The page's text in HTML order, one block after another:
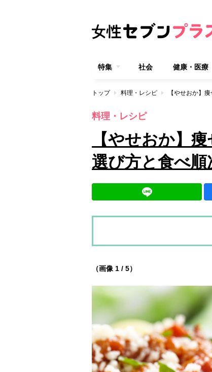
特集 社会 健康・医療
トップ 料理・レシピ 【やせおか】
料理・レシピ
【やせおか】
選び方と食べ順
（画像 1 / 5）